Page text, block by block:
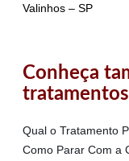
Valinhos – SP
Conheça
Qual o Tratamento
Como Parar Com a